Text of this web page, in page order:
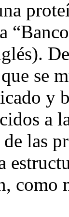
se
y
a
las
como